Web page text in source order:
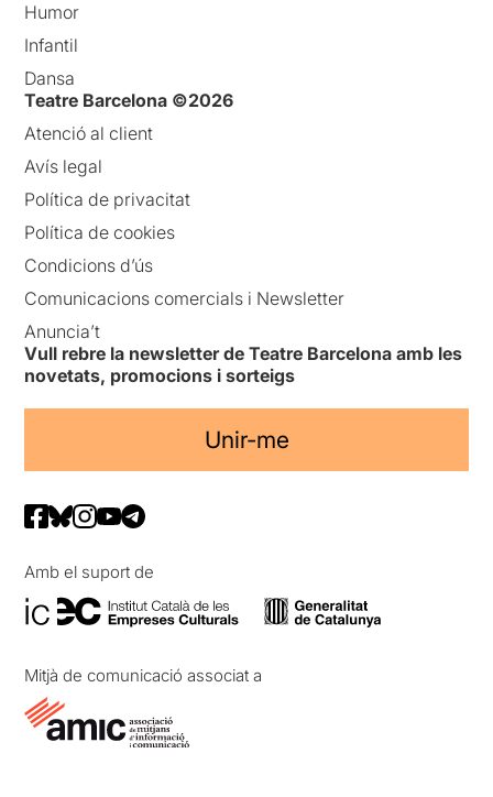
Humor
Infantil
Dansa
Teatre Barcelona ©2026
Atenció al client
Avís legal
Política de privacitat
Política de cookies
Condicions d’ús
Comunicacions comercials i Newsletter
Anuncia’t
Vull rebre la newsletter de Teatre Barcelona amb les
novetats, promocions i sorteigs
Unir-me
Amb el suport de
Mitjà de comunicació associat a